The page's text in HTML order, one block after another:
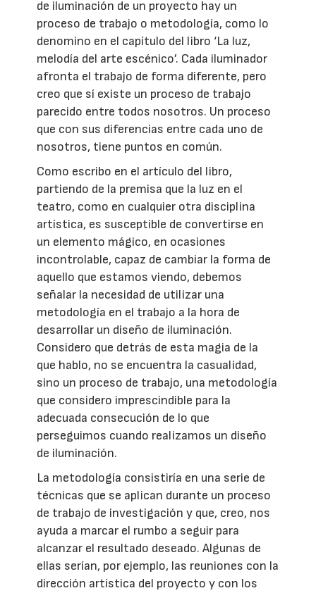
de iluminación de un proyecto hay un
proceso de trabajo o metodología, como lo
denomino en el capítulo del libro ‘La luz,
melodía del arte escénico’. Cada iluminador
afronta el trabajo de forma diferente, pero
creo que sí existe un proceso de trabajo
parecido entre todos nosotros. Un proceso
que con sus diferencias entre cada uno de
nosotros, tiene puntos en común.
Como escribo en el artículo del libro,
partiendo de la premisa que la luz en el
teatro, como en cualquier otra disciplina
artística, es susceptible de convertirse en
un elemento mágico, en ocasiones
incontrolable, capaz de cambiar la forma de
aquello que estamos viendo, debemos
señalar la necesidad de utilizar una
metodología en el trabajo a la hora de
desarrollar un diseño de iluminación.
Considero que detrás de esta magia de la
que hablo, no se encuentra la casualidad,
sino un proceso de trabajo, una metodología
que considero imprescindible para la
adecuada consecución de lo que
perseguimos cuando realizamos un diseño
de iluminación.
La metodología consistiría en una serie de
técnicas que se aplican durante un proceso
de trabajo de investigación y que, creo, nos
ayuda a marcar el rumbo a seguir para
alcanzar el resultado deseado. Algunas de
ellas serían, por ejemplo, las reuniones con la
dirección artística del proyecto y con los